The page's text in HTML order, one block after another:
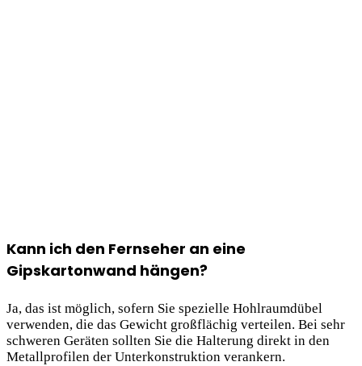
Kann ich den Fernseher an eine
Gipskartonwand hängen?
Ja, das ist möglich, sofern Sie spezielle Hohlraumdübel
verwenden, die das Gewicht großflächig verteilen. Bei sehr
schweren Geräten sollten Sie die Halterung direkt in den
Metallprofilen der Unterkonstruktion verankern.